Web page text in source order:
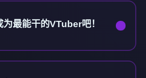
为最能干的VTuber吧！